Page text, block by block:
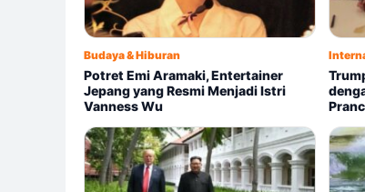
Budaya & Hiburan
Potret Emi Aramaki, Entertainer
Jepang yang Resmi Menjadi Istri
Vanness Wu